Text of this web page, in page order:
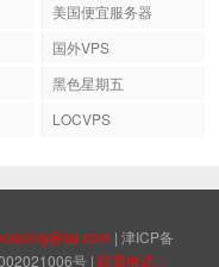
美国便宜服务器
国外VPS
黑色星期五
LOCVPS
| 津ICP备
号 | 联系电话：